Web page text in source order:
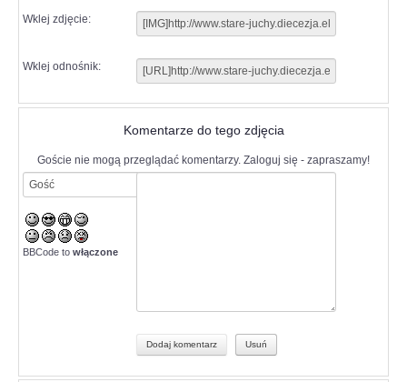
Wklej zdjęcie:
Wklej odnośnik:
Komentarze do tego zdjęcia
Goście nie mogą przeglądać komentarzy. Zaloguj się - zapraszamy!
BBCode to włączone